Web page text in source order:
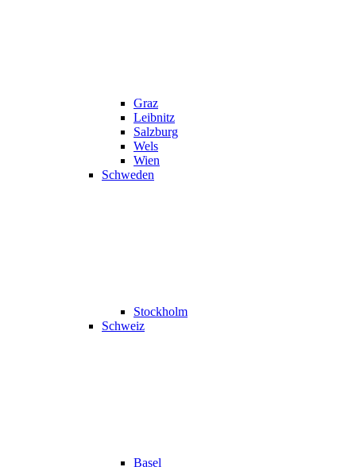
Graz
Leibnitz
Salzburg
Wels
Wien
Schweden
Stockholm
Schweiz
Basel